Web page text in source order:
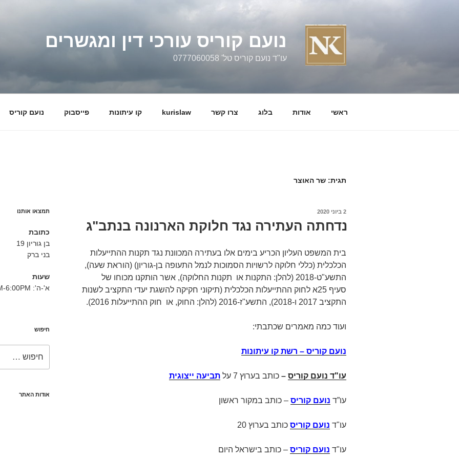
נועם קוריס עורכי דין ומגשרים
עו"ד נועם קוריס טל' 0777060058
ראשי אודות בלוג צרו קשר kurislaw קו עיתונות פייסבוק נועם קוריס
תגית: שר האוצר
פורסם
2 ביוני 2020
נדחתה העתירה נגד חלוקת הארנונה בנתב"ג
בית המשפט העליון הכריע בימים אלו בעתירה המכוונת נגד תקנות ההתייעלות
הכלכלית (כללי חלוקה לרשויות הסמוכות לנמל התעופה בן-גוריון) (הוראת שעה),
התשע"ט-2018 (להלן: התקנות או תקנות החלוקה), אשר הותקנו מכוחו של
סעיף 25א לחוק ההתייעלות הכלכלית (תיקוני חקיקה להשגת יעדי התקציב לשנות
התקציב 2017 ו-2018), התשע"ז-2016 (להלן: החוק, או חוק ההתייעלות 2016).
ועוד כמה מאמרים שכתבתי:
נועם קוריס – רשת קו עיתונות
עו"ד נועם קוריס – כותב בערוץ 7 על תביעה ייצוגית
עו”ד נועם קוריס – כותב במקור ראשון
עו"ד נועם קוריס כותב בערוץ 20
עו"ד נועם קוריס – כותב בישראל היום
תמצאו אותנו
כתובת
בן גוריון 19
בני ברק
שעות
א'-ה': 8:30AM-6:00PM
חיפוש
אודות האתר